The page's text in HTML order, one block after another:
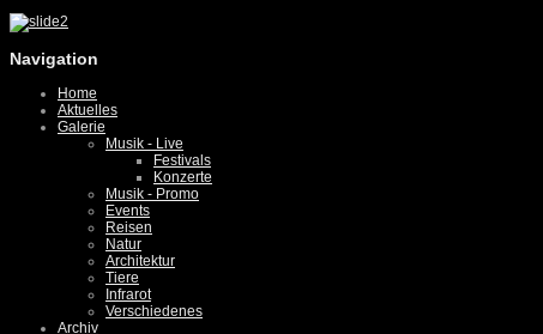
Navigation
Home
Aktuelles
Galerie
Musik - Live
Festivals
Konzerte
Musik - Promo
Events
Reisen
Natur
Architektur
Tiere
Infrarot
Verschiedenes
Archiv